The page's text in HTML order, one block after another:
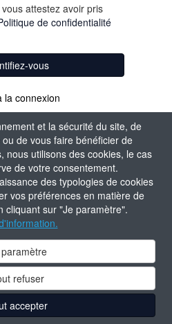
et la sécurité du site, de
de vous faire bénéficier de
nous utilisons des cookies, le cas
de votre consentement.
des typologies de cookies
vos préférences en matière de
cliquant sur "Je paramètre".
refuser
accepter
attestez avoir pris
de confidentialité
vous
la connexion